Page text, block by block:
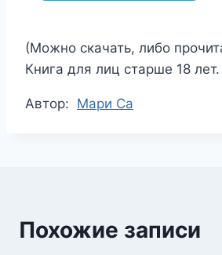
(Можно скачать, либо
Книга для лиц старше 18 лет.
Метки
Автор: Мари Са
Похожие записи